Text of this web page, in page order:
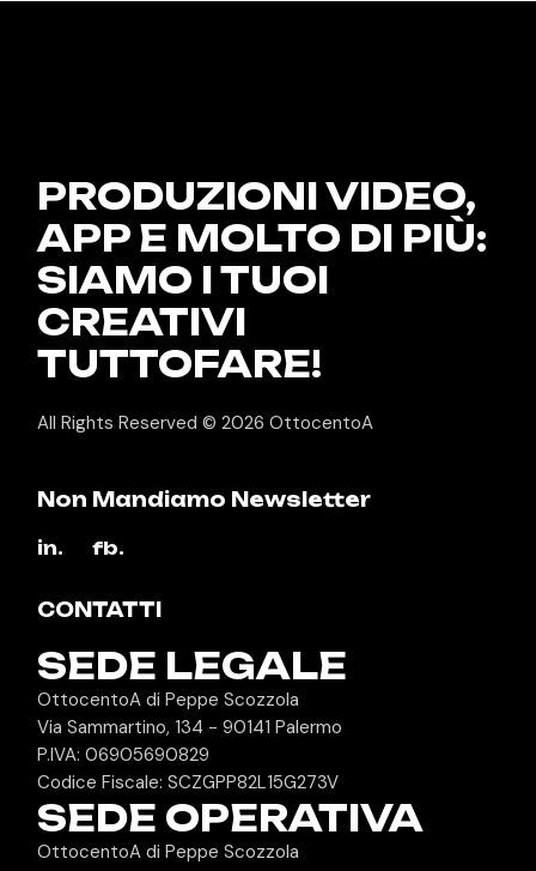
PRODUZIONI VIDEO,
APP E MOLTO DI PIÙ:
SIAMO I TUOI
CREATIVI
TUTTOFARE!
All Rights Reserved © 2026OttocentoA
Non Mandiamo Newsletter
in. fb.
CONTATTI
SEDE LEGALE
OttocentoA di Peppe Scozzola
Via Sammartino, 134 - 90141 Palermo
P.IVA: 06905690829
Codice Fiscale: SCZGPP82L15G273V
SEDE OPERATIVA
OttocentoA di Peppe Scozzola